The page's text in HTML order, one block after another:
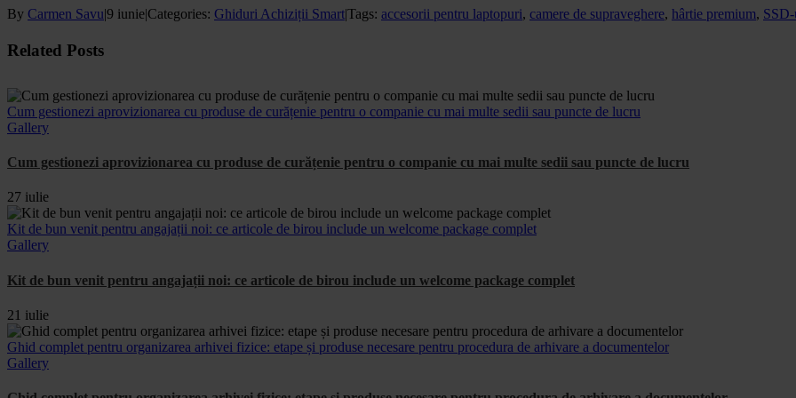
By Carmen Savu|9 iunie|Categories: Ghiduri Achiziții Smart|Tags: accesorii pentru laptopuri, camere de supraveghere, hârtie premium,
Facebook
X
WhatsApp
Email
Related Posts
Cum gestionezi aprovizionarea cu produse de curățenie pentru o companie cu mai multe sedii sau puncte de lucru
Gallery
Cum gestionezi aprovizionarea cu produse de curățenie pentru o companie cu mai multe sedii sau puncte de lucru
27 iulie
Kit de bun venit pentru angajații noi: ce articole de birou include un welcome package complet
Gallery
Kit de bun venit pentru angajații noi: ce articole de birou include un welcome package complet
21 iulie
Ghid complet pentru organizarea arhivei fizice: etape și produse necesare pentru procedura de arhivare a documentelor
Gallery